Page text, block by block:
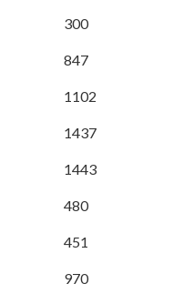
300
847
1102
1437
1443
480
451
970